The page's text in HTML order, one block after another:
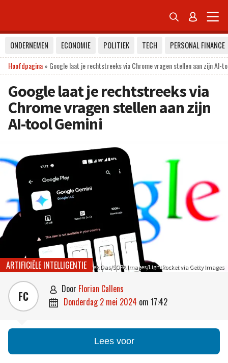
 
ONDERNEMEN ECONOMIE POLITIEK TECH
PERSONAL FINANCE
Hoofdpagina» Google laat je rechtstreeks via Chrome vragen stellen aan zijn AI-
Google laat je rechtstreeks via
Chrome vragen stellen aan zijn
AI-tool Gemini
Avishek Das/SOPA Images/LightRocket via Getty Images
ARTIFICIËLE INTELLIGENTIE
FC  door Florian Callens
 donderdag 2 mei 2024 om 17:42
Lees voor